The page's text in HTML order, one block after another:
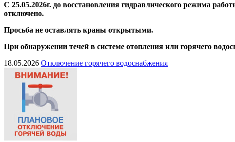
С 25.05.2026г. до восстановления гидравлического режима
отключено.
Просьба не оставлять краны открытыми.
При обнаружении течей в системе отопления или горячего
18.05.2026 Отключение горячего водоснабжения